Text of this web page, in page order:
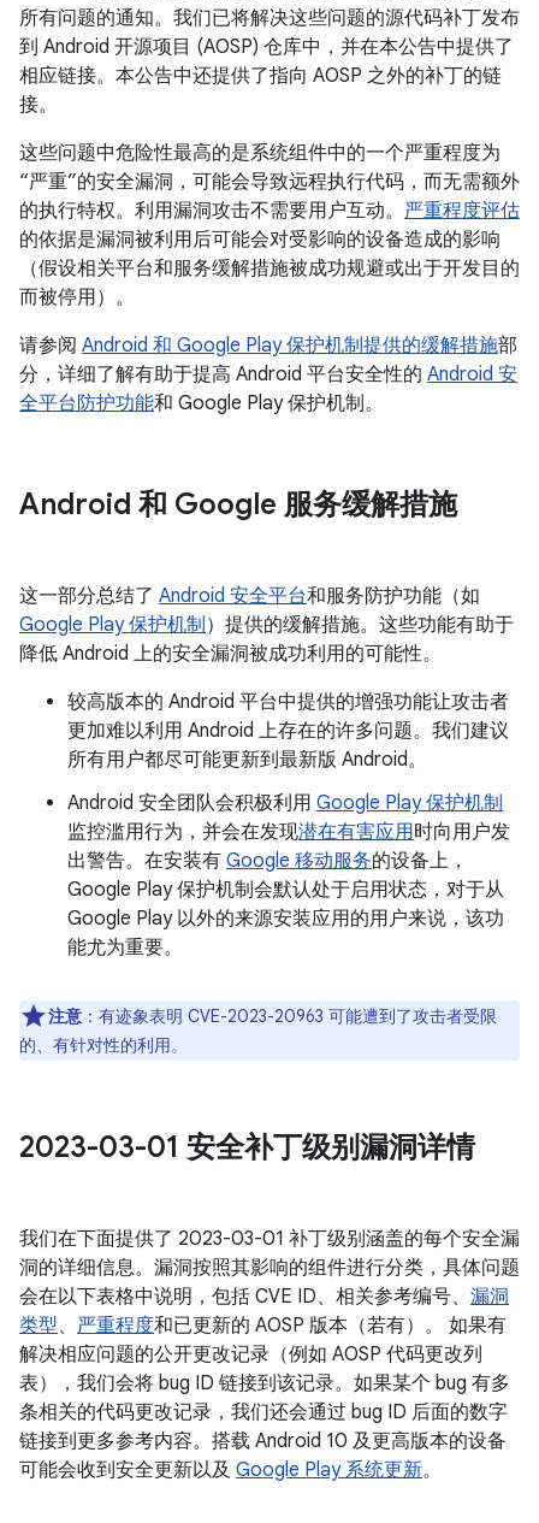
所有问题的通知。我们已将解决这些问题的源代码补丁发布
到 Android 开源项目 (AOSP) 仓库中，并在本公告中提供了
相应链接。本公告中还提供了指向 AOSP 之外的补丁的链
接。
这些问题中危险性最高的是系统组件中的一个严重程度为
“严重”的安全漏洞，可能会导致远程执行代码，而无需额外
的执行特权。利用漏洞攻击不需要用户互动。 严重程度评估
的依据是漏洞被利用后可能会对受影响的设备造成的影响
（假设相关平台和服务缓解措施被成功规避或出于开发目的
而被停用）。
请参阅 Android 和 Google Play 保护机制提供的缓解措施部
分，详细了解有助于提高 Android 平台安全性的 Android 安
全平台防护功能和 Google Play 保护机制。
Android 和 Google 服务缓解措施
这一部分总结了 Android 安全平台和服务防护功能（如
Google Play 保护机制 ）提供的缓解措施。这些功能有助于
降低 Android 上的安全漏洞被成功利用的可能性。
较高版本的 Android 平台中提供的增强功能让攻击者
更加难以利用 Android 上存在的许多问题。我们建议
所有用户都尽可能更新到最新版 Android。
Android 安全团队会积极利用 Google Play 保护机制
监控滥用行为，并会在发现潜在有害应用时向用户发
出警告。在安装有 Google 移动服务的设备上，
Google Play 保护机制会默认处于启用状态，对于从
Google Play 以外的来源安装应用的用户来说，该功
能尤为重要。
注意 ：有迹象表明 CVE-2023-20963 可能遭到了攻击者受限
的、有针对性的利用。
2023-03-01 安全补丁级别漏洞详情
我们在下面提供了 2023-03-01 补丁级别涵盖的每个安全漏
洞的详细信息。漏洞按照其影响的组件进行分类，具体问题
会在以下表格中说明，包括 CVE ID、相关参考编号、 漏洞
类型、 严重程度和已更新的 AOSP 版本（若有）。 如果有
解决相应问题的公开更改记录（例如 AOSP 代码更改列
表），我们会将 bug ID 链接到该记录。如果某个 bug 有多
条相关的代码更改记录，我们还会通过 bug ID 后面的数字
链接到更多参考内容。搭载 Android 10 及更高版本的设备
可能会收到安全更新以及 Google Play 系统更新。